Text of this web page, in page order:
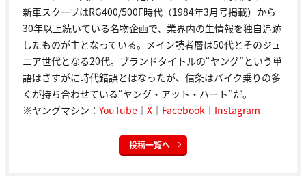
新車スクープはRG400/500Γ時代（1984年3月号掲載）から
30年以上続いている名物企画で、業界内の生情報を独自追跡
したものが主となっている。メイン読者層は50代とそのジュ
ニア世代となる20代。ブランドタイトルの“ヤング”という単
語はさすがに時代錯誤とはなったが、信条はバイク乗りの多
くが持ち合わせている“ヤング・アット・ハート”だ。
※ヤングマシン： YouTube ｜ X ｜ Facebook ｜ Instagram
投稿一覧へ